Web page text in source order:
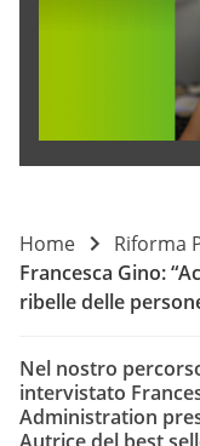
Home Riforma
Francesca Gino:
ribelle delle
Nel nostro
intervistato
Administration